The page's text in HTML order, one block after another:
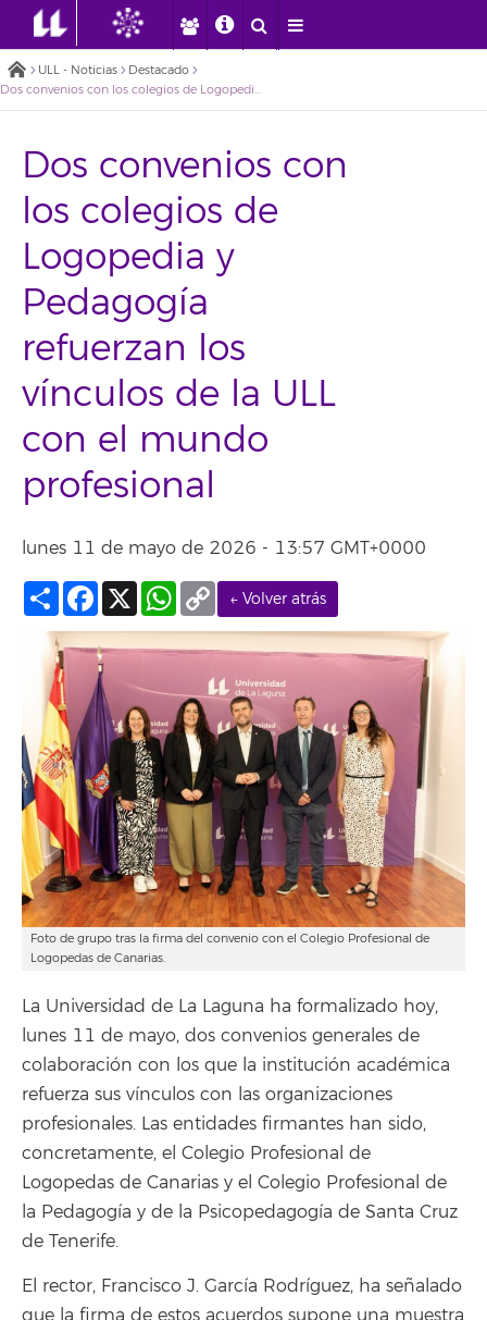
ULL - Noticias
Destacado
Dos convenios con los colegios de Logopedia y Pedagogía refuerzan los vínculos de la ULL con el mundo profesional
Dos convenios con
los colegios de
Logopedia y
Pedagogía
refuerzan los
vínculos de la ULL
con el mundo
profesional
lunes 11 de mayo de 2026 - 13:57 GMT+0000
← Volver atrás
Compartir
Facebook
X WhatsApp
Copy
Link
Foto de grupo tras la firma del convenio con el Colegio Profesional de
Logopedas de Canarias.
La Universidad de La Laguna ha formalizado hoy,
lunes 11 de mayo, dos convenios generales de
colaboración con los que la institución académica
refuerza sus vínculos con las organizaciones
profesionales. Las entidades firmantes han sido,
concretamente, el Colegio Profesional de
Logopedas de Canarias y el Colegio Profesional de
la Pedagogía y de la Psicopedagogía de Santa Cruz
de Tenerife.
El rector, Francisco J. García Rodríguez, ha señalado
que la firma de estos acuerdos supone una muestra